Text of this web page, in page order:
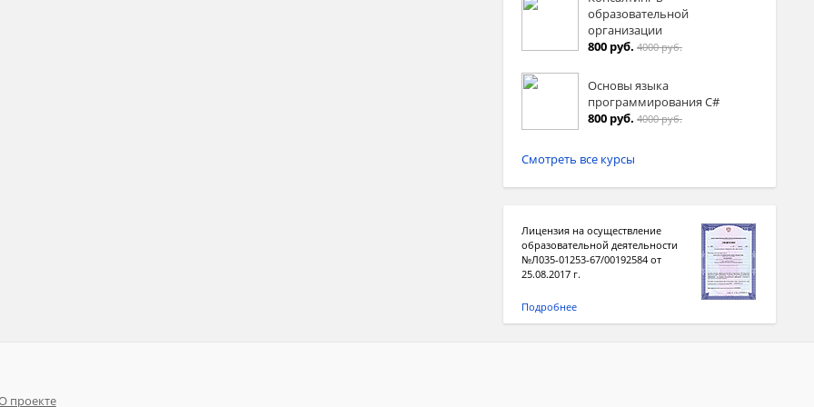
образовательной
организации
800 руб. 4000 руб.
Основы языка
программирования C#
800 руб. 4000 руб.
Смотреть все курсы
Лицензия на осуществление
образовательной деятельности
№Л035-01253-67/00192584 от
25.08.2017 г.
Подробнее
проекте